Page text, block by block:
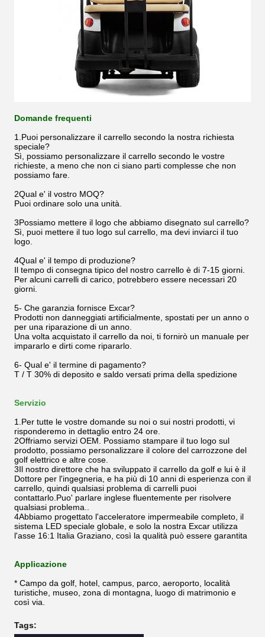
Domande frequenti
1.Puoi personalizzare il carrello secondo la nostra richiesta
speciale?
Sì, possiamo personalizzare il carrello secondo le vostre
richieste, a meno che non ci siano parti complesse che non
possiamo fare.
2Qual e' il vostro MOQ?
Puoi ordinare solo una unità.
3Possiamo mettere il logo che abbiamo disegnato sul carrello?
Sì, puoi mettere il tuo logo sul carrello, ma devi inviarci il tuo
logo.
4Qual e' il tempo di produzione?
Il tempo di consegna tipico del nostro carrello è di 7-15 giorni.
Per alcuni carrelli di carico, potrebbero essere necessari 20
giorni.
5- Che garanzia fornisce Excar?
Prodotti non danneggiati artificialmente, spostati per un anno o
per una riparazione di un anno.
Una volta acquistato il carrello da noi, ti fornirò un manuale per
impararlo e dirti come ripararlo.
6- Qual e' il termine di pagamento?
T / T 30% di deposito e saldo versati prima della spedizione
Servizio
1.Per tutte le vostre domande su noi o sui nostri prodotti, vi
risponderemo in dettaglio entro 24 ore.
2Offriamo servizi OEM. Possiamo stampare il tuo logo sul
prodotto, possiamo personalizzare il colore del carrozzone del
golf elettrico e altre cose.
3Il nostro direttore che ha sviluppato il carrello da golf e lui è il
Dottore per l'ingegneria, e ha più di 10 anni di esperienza con il
carrello, quindi qualsiasi problema di carrelli puoi
contattarlo.Puo' parlare inglese fluentemente per risolvere
qualsiasi problema..
4Abbiamo progettato l'acceleratore impermeabile completo, il
sistema LED speciale globale, e solo la nostra Excar utilizza
l'asse 16:1 Italia Graziano, così la qualità può essere garantita
Applicazione
* Campo da golf, hotel, campus, parco, aeroporto, località
turistiche, museo, zona di montagna, luogo di matrimonio e
così via.
Tags: